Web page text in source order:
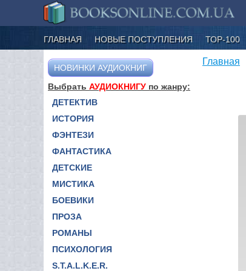
ГЛАВНАЯ НОВЫЕ ПОСТУПЛЕНИЯ ТОР-100
НОВИНКИ АУДИОКНИГ
Выбрать АУДИОКНИГУ по жанру:
ДЕТЕКТИВ
ИСТОРИЯ
ФЭНТЕЗИ
ФАНТАСТИКА
ДЕТСКИЕ
МИСТИКА
БОЕВИКИ
ПРОЗА
РОМАНЫ
ПСИХОЛОГИЯ
S.T.A.L.K.E.R.
Главная